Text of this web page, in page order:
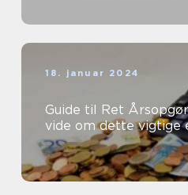
18. januar 2024
Guide til Ret
vide om dette vigtige